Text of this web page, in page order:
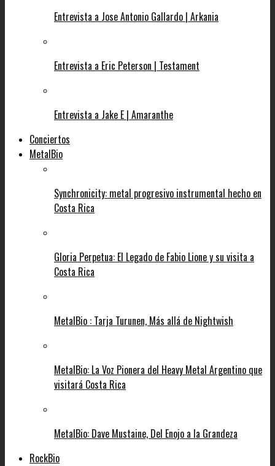
Entrevista a Jose Antonio Gallardo | Arkania
Entrevista a Eric Peterson | Testament
Entrevista a Jake E | Amaranthe
Conciertos
MetalBio
Synchronicity: metal progresivo instrumental hecho en
Costa Rica
Gloria Perpetua: El Legado de Fabio Lione y su visita a
Costa Rica
MetalBio : Tarja Turunen, Más allá de Nightwish
MetalBio: La Voz Pionera del Heavy Metal Argentino que
visitará Costa Rica
MetalBio: Dave Mustaine, Del Enojo a la Grandeza
RockBio